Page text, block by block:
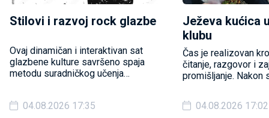
Stilovi i razvoj rock glazbe
Ovaj dinamičan i interaktivan sat
glazbene kulture savršeno spaja
metodu suradničkog učenja
učenici kroz vlastiti doživljaj,
04.08.2026 17:35
Ježeva kućica
klubu
Čas je realizovan
čitanje, razgovor i
promišljanje. Nakon
likova, izdvajali
razlikovali činjenice
04.08.2026 17:02